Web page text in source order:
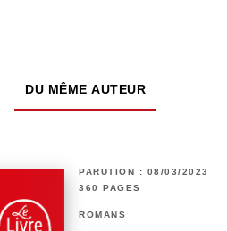
DU MÊME AUTEUR
PARUTION : 08/03/2023
360 PAGES
ROMANS